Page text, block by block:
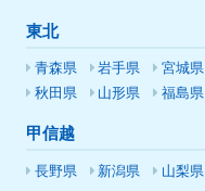
東北
青森県 岩手県
宮城県
秋田県
山形県 福島県
甲信越
長野県 新潟県 山梨県